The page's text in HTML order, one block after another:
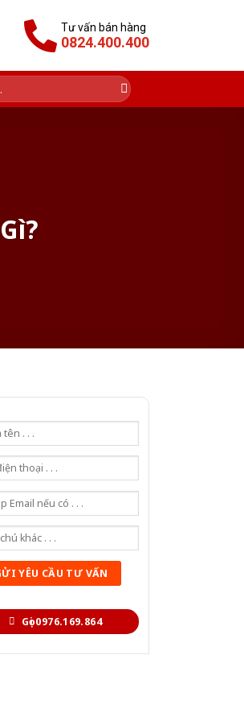
Tư vấn bán hàng
0824.400.400
Gọi 0976.169.864